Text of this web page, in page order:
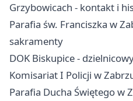
Grzybowicach - kontakt i
Parafia św. Franciszka w
sakramenty
DOK Biskupice -
Komisariat I Policji w
Parafia Ducha Świętego w